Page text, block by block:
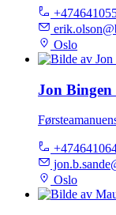
Oslo
Jon Bingen
Oslo